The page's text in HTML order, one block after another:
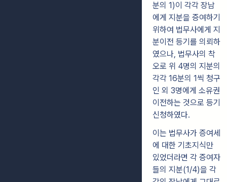
분의 1)이 각각 장남
에게 지분을 증여하기
위하여 법무사에게 지
분이전 등기를 의뢰하
였으나, 법무사의 착
오로 위 4명의 지분의
각각 16분의 1씩 청구
인 외 3명에게 소유권
이전하는 것으로 등기
신청하였다.
이는 법무사가 증여세
에 대한 기초지식만
있었더라면 각 증여자
들의 지분(1/4)을 각